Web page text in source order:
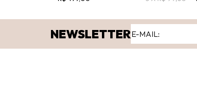
NEWSLETTER